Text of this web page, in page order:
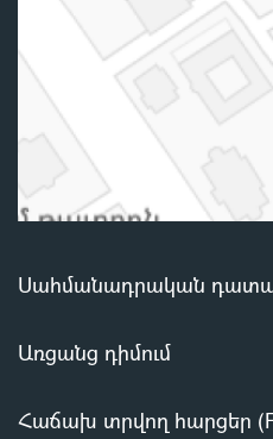
Սահմանադրական
Առցանց դիմում
Հաճախ տրվող հարցեր